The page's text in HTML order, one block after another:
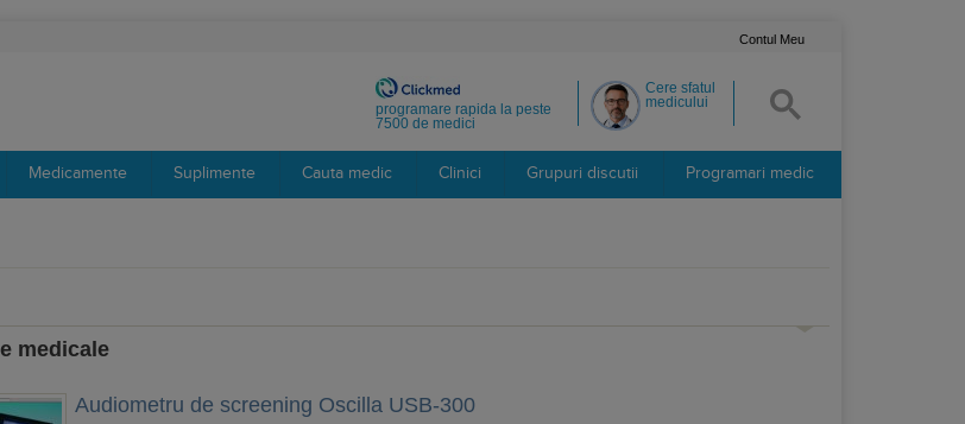
Contul Meu
Cere sfatul
medicului
programare rapida la peste
7500 de medici
Medicamente Suplimente Cauta medic Clinici Grupuri discutii Programari medic
medicale
Audiometru de screening Oscilla USB-300